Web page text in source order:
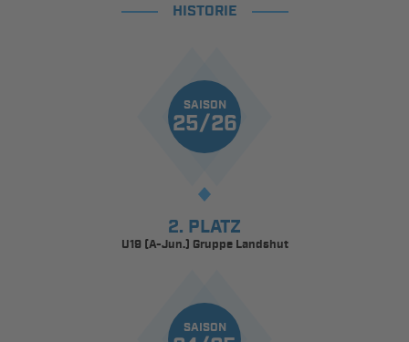
HISTORIE
SAISON
25/26
2. PLATZ
U19 (A-Jun.) Gruppe Landshut
SAISON